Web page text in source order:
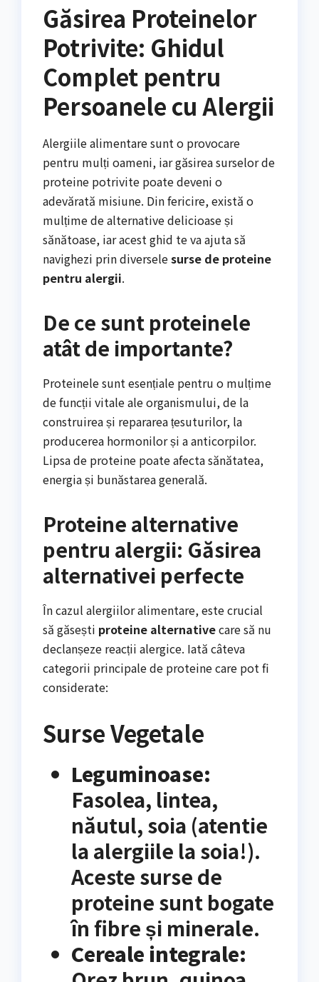
Găsirea Proteinelor
Potrivite: Ghidul
Complet pentru
Persoanele cu Alergii
Alergiile alimentare sunt o provocare
pentru mulți oameni, iar găsirea surselor de
proteine potrivite poate deveni o
adevărată misiune. Din fericire, există o
mulțime de alternative delicioase și
sănătoase, iar acest ghid te va ajuta să
navighezi prin diverselesurse de proteine
pentru alergii.
De ce sunt proteinele
atât de importante?
Proteinele sunt esențiale pentru o mulțime
de funcții vitale ale organismului, de la
construirea și repararea țesuturilor, la
producerea hormonilor și a anticorpilor.
Lipsa de proteine poate afecta sănătatea,
energia și bunăstarea generală.
Proteine alternative
pentru alergii: Găsirea
alternativei perfecte
În cazul alergiilor alimentare, este crucial
să găsești proteine alternativecare să nu
declanșeze reacții alergice. Iată câteva
categorii principale de proteine care pot fi
considerate:
Surse Vegetale
Leguminoase:
Fasolea, lintea,
năutul, soia (atentie
la alergiile la soia!).
Aceste surse de
proteine sunt bogate
în fibre și minerale.
Cereale integrale: